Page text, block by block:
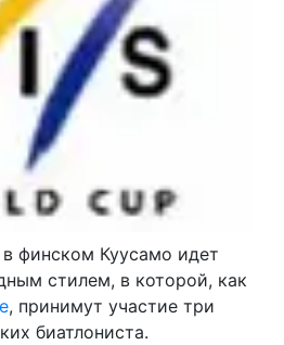
финском Куусамо идет
стилем, в которой, как
, принимут участие три
биатлониста.